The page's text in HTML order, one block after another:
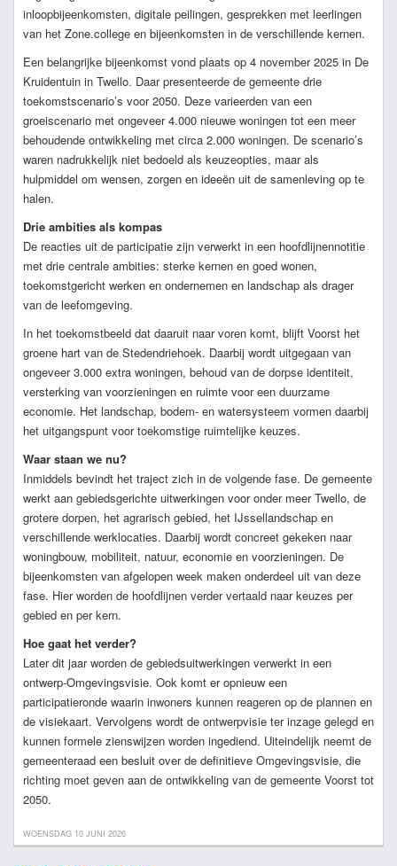
inloopbijeenkomsten, digitale peilingen, gesprekken met leerlingen
van het Zone.college en bijeenkomsten in de verschillende kernen.
Een belangrijke bijeenkomst vond plaats op 4 november 2025 in De
Kruidentuin in Twello. Daar presenteerde de gemeente drie
toekomstscenario’s voor 2050. Deze varieerden van een
groeiscenario met ongeveer 4.000 nieuwe woningen tot een meer
behoudende ontwikkeling met circa 2.000 woningen. De scenario’s
waren nadrukkelijk niet bedoeld als keuzeopties, maar als
hulpmiddel om wensen, zorgen en ideeën uit de samenleving op te
halen.
Drie ambities als kompas
De reacties uit de participatie zijn verwerkt in een hoofdlijnennotitie
met drie centrale ambities: sterke kernen en goed wonen,
toekomstgericht werken en ondernemen en landschap als drager
van de leefomgeving.
In het toekomstbeeld dat daaruit naar voren komt, blijft Voorst het
groene hart van de Stedendriehoek. Daarbij wordt uitgegaan van
ongeveer 3.000 extra woningen, behoud van de dorpse identiteit,
versterking van voorzieningen en ruimte voor een duurzame
economie. Het landschap, bodem- en watersysteem vormen daarbij
het uitgangspunt voor toekomstige ruimtelijke keuzes.
Waar staan we nu?
Inmiddels bevindt het traject zich in de volgende fase. De gemeente
werkt aan gebiedsgerichte uitwerkingen voor onder meer Twello, de
grotere dorpen, het agrarisch gebied, het IJssellandschap en
verschillende werklocaties. Daarbij wordt concreet gekeken naar
woningbouw, mobiliteit, natuur, economie en voorzieningen. De
bijeenkomsten van afgelopen week maken onderdeel uit van deze
fase. Hier worden de hoofdlijnen verder vertaald naar keuzes per
gebied en per kern.
Hoe gaat het verder?
Later dit jaar worden de gebiedsuitwerkingen verwerkt in een
ontwerp-Omgevingsvisie. Ook komt er opnieuw een
participatieronde waarin inwoners kunnen reageren op de plannen en
de visiekaart. Vervolgens wordt de ontwerpvisie ter inzage gelegd en
kunnen formele zienswijzen worden ingediend. Uiteindelijk neemt de
gemeenteraad een besluit over de definitieve Omgevingsvisie, die
richting moet geven aan de ontwikkeling van de gemeente Voorst tot
2050.
WOENSDAG 10 JUNI 2026